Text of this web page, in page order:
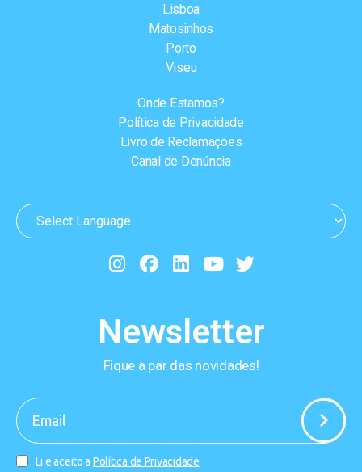
Lisboa
Matosinhos
Porto
Viseu
Onde Estamos?
Política de Privacidade
Livro de Reclamações
Canal de Denúncia
Newsletter
Fique a par das novidades!
Li e aceito a Política de Privacidade
-